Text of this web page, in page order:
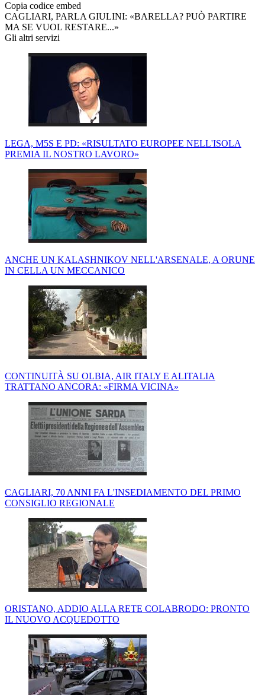
Copia codice embed
CAGLIARI, PARLA GIULINI: «BARELLA? PUÒ PARTIRE
MA SE VUOL RESTARE...»
Gli altri servizi
LEGA, M5S E PD: «RISULTATO EUROPEE NELL'ISOLA
PREMIA IL NOSTRO LAVORO»
ANCHE UN KALASHNIKOV NELL'ARSENALE, A ORUNE
IN CELLA UN MECCANICO
CONTINUITÀ SU OLBIA, AIR ITALY E ALITALIA
TRATTANO ANCORA: «FIRMA VICINA»
CAGLIARI, 70 ANNI FA L'INSEDIAMENTO DEL PRIMO
CONSIGLIO REGIONALE
ORISTANO, ADDIO ALLA RETE COLABRODO: PRONTO
IL NUOVO ACQUEDOTTO